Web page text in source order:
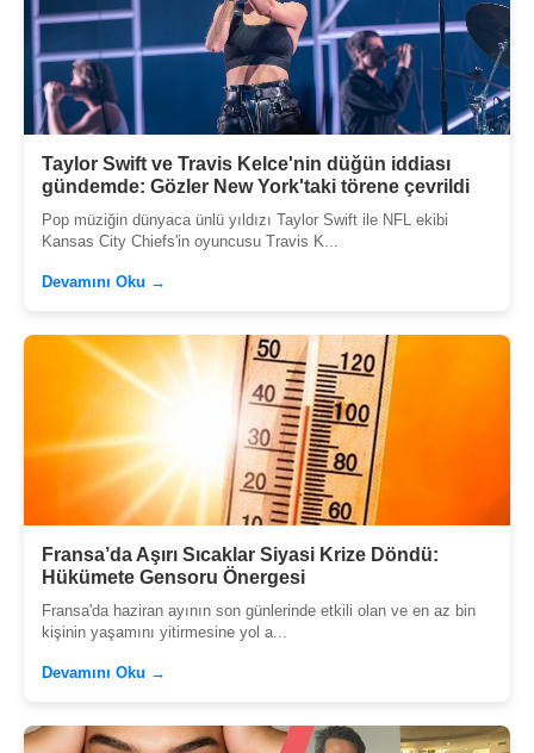
Taylor Swift ve Travis Kelce'nin düğün iddiası
gündemde: Gözler New York'taki törene çevrildi
Pop müziğin dünyaca ünlü yıldızı Taylor Swift ile NFL ekibi
Kansas City Chiefs'in oyuncusu Travis K...
Devamını Oku →
Fransa’da Aşırı Sıcaklar Siyasi Krize Döndü:
Hükümete Gensoru Önergesi
Fransa'da haziran ayının son günlerinde etkili olan ve en az bin
kişinin yaşamını yitirmesine yol a...
Devamını Oku →